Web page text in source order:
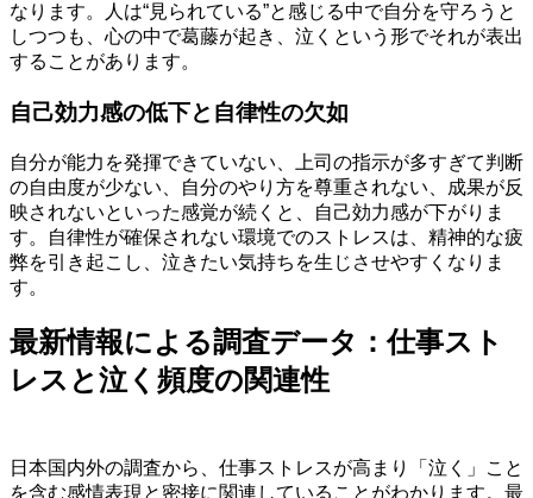
なります。人は“見られている”と感じる中で自分を守ろうと
しつつも、心の中で葛藤が起き、泣くという形でそれが表出
することがあります。
自己効力感の低下と自律性の欠如
自分が能力を発揮できていない、上司の指示が多すぎて判断
の自由度が少ない、自分のやり方を尊重されない、成果が反
映されないといった感覚が続くと、自己効力感が下がりま
す。自律性が確保されない環境でのストレスは、精神的な疲
弊を引き起こし、泣きたい気持ちを生じさせやすくなりま
す。
最新情報による調査データ：仕事スト
レスと泣く頻度の関連性
日本国内外の調査から、仕事ストレスが高まり「泣く」こと
を含む感情表現と密接に関連していることがわかります。最